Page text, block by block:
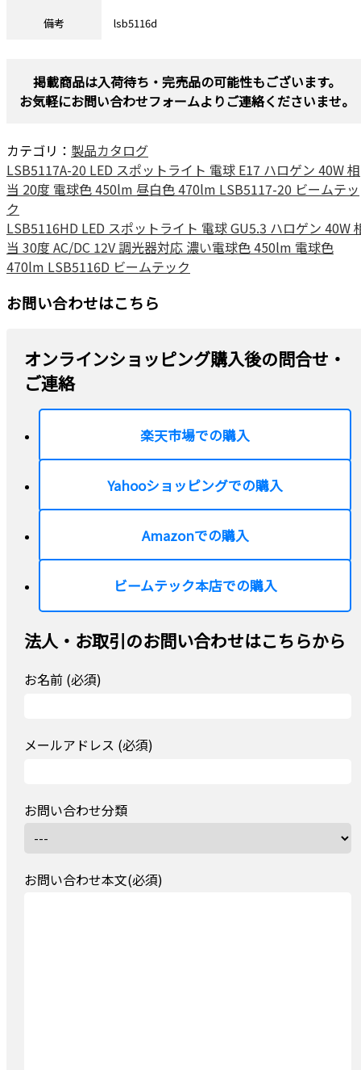
備考 lsb5116d
掲載商品は入荷待ち・完売品の可能性もございます。
お気軽にお問い合わせフォームよりご連絡くださいませ。
カテゴリ： 製品カタログ
LSB5117A-20 LED スポットライト 電球 E17 ハロゲン 40W 相
当 20度 電球色 450lm 昼白色 470lm LSB5117-20 ビームテッ
ク
LSB5116HD LED スポットライト 電球 GU5.3 ハロゲン 40W
当 30度 AC/DC 12V 調光器対応 濃い電球色 450lm 電球色
470lm LSB5116D ビームテック
お問い合わせはこちら
オンラインショッピング購入後の問合せ・
ご連絡
楽天市場での購入
Yahooショッピングでの購入
Amazonでの購入
ビームテック本店での購入
法人・お取引のお問い合わせはこちらから
お名前 (必須)
メールアドレス (必須)
お問い合わせ分類
お問い合わせ本文(必須)